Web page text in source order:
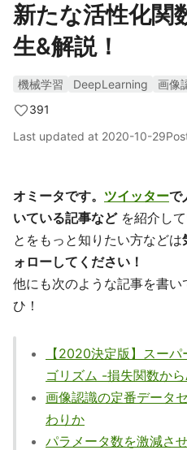
新たな活性化関
生&解説！
機械学習 DeepLearning 画像
391
Last updated at 2020-10-29
オミータです。 ツイッターで
いている記事などを紹介して
とをもっと知りたい方などは
ォローしてください！
他にも次のような記事を書
ひ！
【2020決定版】スー
ゴリズム -損失関数か
画像認識の定番データ
わりか
パラメータ数を激減さ